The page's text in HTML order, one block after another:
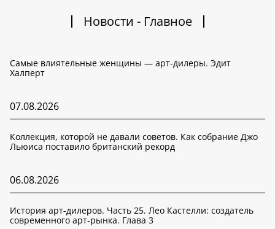
Новости - Главное
Самые влиятельные женщины — арт-дилеры. Эдит
Халперт
07.08.2026
Коллекция, которой не давали советов. Как собрание Джо
Льюиса поставило британский рекорд
06.08.2026
История арт-дилеров. Часть 25. Лео Кастелли: создатель
современного арт-рынка. Глава 3